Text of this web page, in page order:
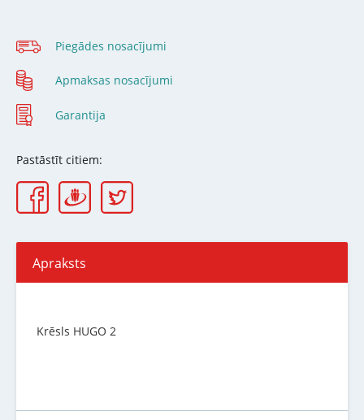
Piegādes nosacījumi
Apmaksas nosacījumi
Garantija
Pastāstīt citiem:
Apraksts
Krēsls HUGO 2